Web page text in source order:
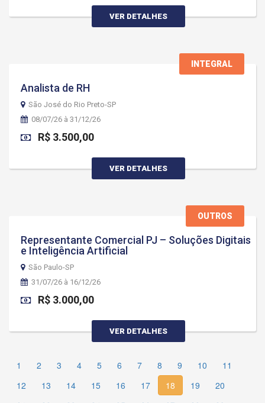
VER DETALHES
INTEGRAL
Analista de RH
São José do Rio Preto-SP
08/07/26 à 31/12/26
R$ 3.500,00
VER DETALHES
OUTROS
Representante Comercial PJ – Soluções Digitais
e Inteligência Artificial
São Paulo-SP
31/07/26 à 16/12/26
R$ 3.000,00
VER DETALHES
1 2 3 4 5 6 7 8 9 10
11
12
13 14 15 16 17 18 19
20